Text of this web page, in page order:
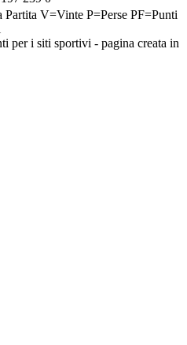
Partita V=Vinte P=Perse PF=Punti
per i siti sportivi - pagina creata in